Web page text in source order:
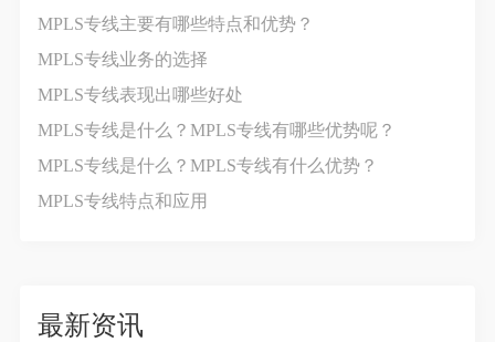
MPLS专线主要有哪些特点和优势？
MPLS专线业务的选择
MPLS专线表现出哪些好处
MPLS专线是什么？MPLS专线有哪些优势呢？
MPLS专线是什么？MPLS专线有什么优势？
MPLS专线特点和应用
最新资讯